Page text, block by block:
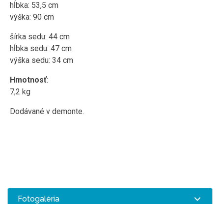
hĺbka: 53,5 cm
výška: 90 cm
šírka sedu: 44 cm
hĺbka sedu: 47 cm
výška sedu: 34 cm
Hmotnosť:
7,2 kg
Dodávané v demonte.
Fotogaléria